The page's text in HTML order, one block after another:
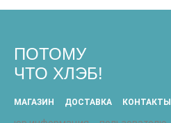
ПОТОМУ
ЧТО ХЛЭБ!
МАГАЗИН ДОСТАВКА КОНТАКТЫ